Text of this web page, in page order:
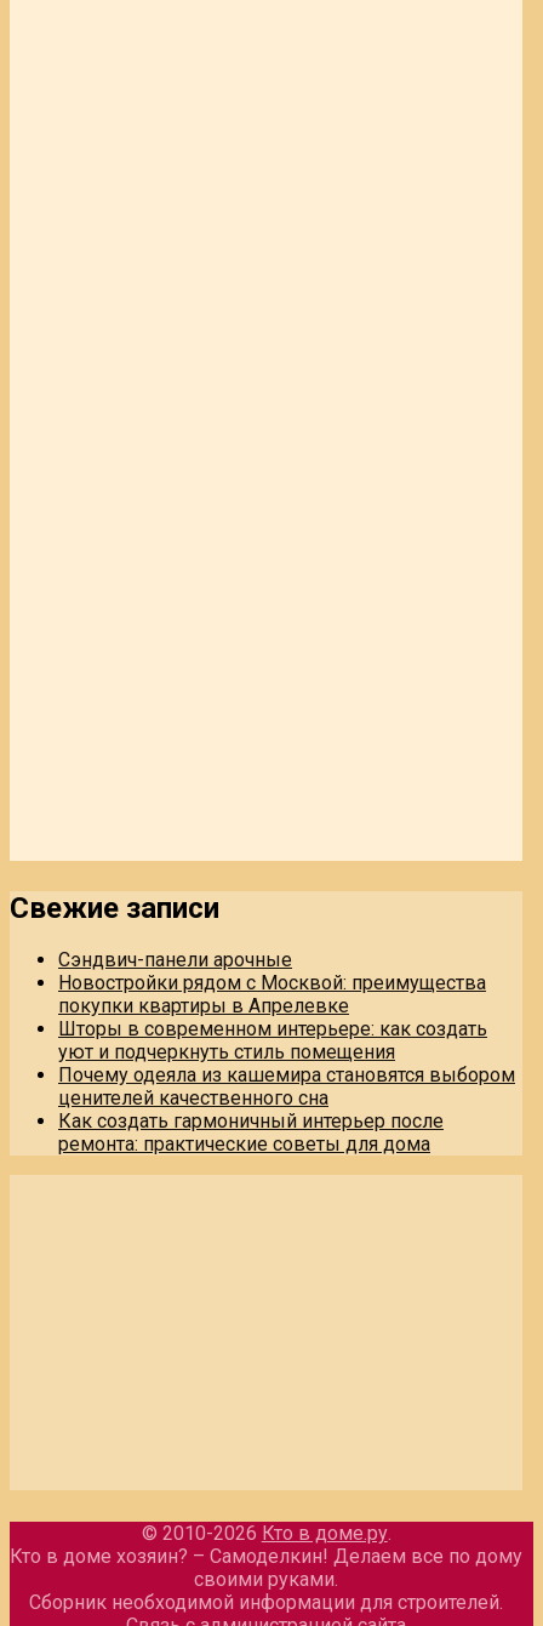
Свежие записи
Сэндвич-панели арочные
Новостройки рядом с Москвой: преимущества
покупки квартиры в Апрелевке
Шторы в современном интерьере: как создать
уют и подчеркнуть стиль помещения
Почему одеяла из кашемира становятся выбором
ценителей качественного сна
Как создать гармоничный интерьер после
ремонта: практические советы для дома
© 2010-2026 Кто в доме.ру.
Кто в доме хозяин? – Самоделкин! Делаем все по дому
своими руками.
Сборник необходимой информации для строителей.